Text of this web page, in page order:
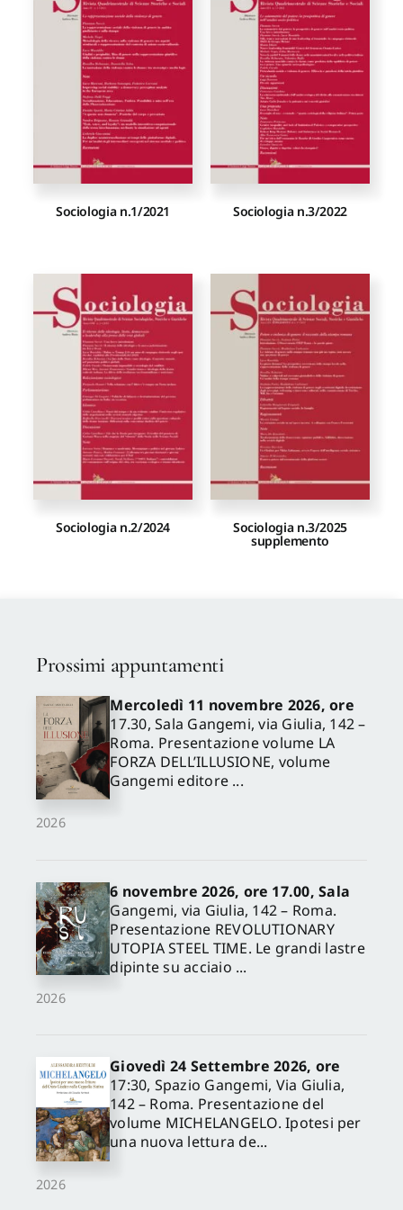
Proposte di pubblicazione
Gangemi Editore
Newsletter
Sociologia n.1/2021 Sociologia n.3/2022
Sociologia n.2/2024 Sociologia n.3/2025
supplemento
Prossimi appuntamenti
2026
Mercoledì 11 novembre 2026, ore
17.30, Sala Gangemi, via Giulia, 142 –
Roma. Presentazione volume LA
FORZA DELL’ILLUSIONE, volume
Gangemi editore ...
2026
6 novembre 2026, ore 17.00, Sala
Gangemi, via Giulia, 142 – Roma.
Presentazione REVOLUTIONARY
UTOPIA STEEL TIME. Le grandi lastre
dipinte su acciaio ...
2026
Giovedì 24 Settembre 2026, ore
17:30, Spazio Gangemi, Via Giulia,
142 – Roma. Presentazione del
volume MICHELANGELO. Ipotesi per
una nuova lettura de...